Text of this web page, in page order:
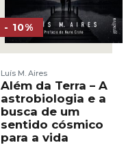
- 10%
Luís M. Aires
Além da Terra – A
astrobiologia e a
busca de um
sentido cósmico
para a vida